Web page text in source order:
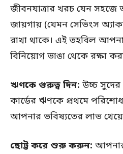
জীবনযাত্রার খরচ যেন সহজে
জায়গায় (যেমন সেভিংস
রাখা থাকে। এই তহবিল
বিনিয়োগ ভাঙা থেকে রক্ষা
ঋণকে গুরুত্ব দিন: উচ্চ সুদের
কার্ডের ঋণকে প্রথমে
আপনার ভবিষ্যতের লাভ
ছোট্ট করে শুরু করুন: